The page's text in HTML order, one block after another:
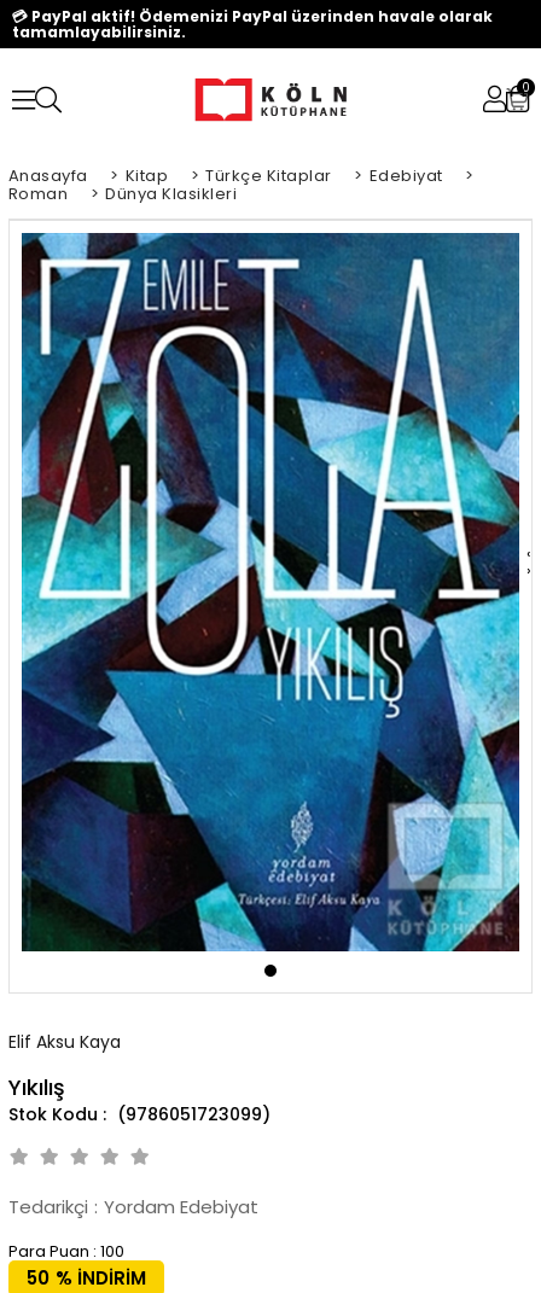
💳 PayPal aktif! Ödemenizi PayPal üzerinden havale olarak
tamamlayabilirsiniz.
0
Anasayfa > Kitap > Türkçe Kitaplar > Edebiyat >
Roman > Dünya Klasikleri
‹
›
Elif Aksu Kaya
Yıkılış
(9786051723099)
Tedarikçi : Yordam Edebiyat
Para Puan : 100
%
50
İNDIRIM